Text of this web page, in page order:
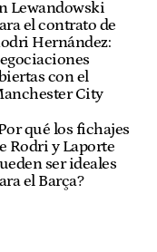
Lewandowski
el contrato de
Hernández:
con el
City
qué los fichajes
Rodri y Laporte
ser ideales
el Barça?